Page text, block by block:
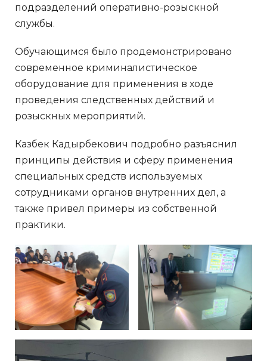
подразделений оперативно-розыскной
службы.
Обучающимся было продемонстрировано
современное криминалистическое
оборудование для применения в ходе
проведения следственных действий и
розыскных мероприятий.
Казбек Кадырбекович подробно разъяснил
принципы действия и сферу применения
специальных средств используемых
сотрудниками органов внутренних дел, а
также привел примеры из собственной
практики.